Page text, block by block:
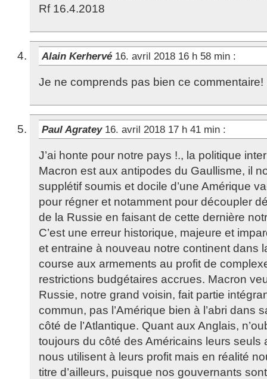
Rf 16.4.2018
Alain Kerhervé 16. avril 2018 16 h 58 min :
Je ne comprends pas bien ce commentaire!
Paul Agratey 16. avril 2018 17 h 41 min :
J’ai honte pour notre pays !., la politique
Macron est aux antipodes du Gaullisme, il
supplétif soumis et docile d’une Amérique
pour régner et notamment pour découpler
de la Russie en faisant de cette dernière
C’est une erreur historique, majeure et
et entraine à nouveau notre continent dans
course aux armements au profit de
restrictions budgétaires accrues. Macron
Russie, notre grand voisin, fait partie
commun, pas l’Amérique bien à l’abri dans
côté de l’Atlantique. Quant aux Anglais,
toujours du côté des Américains leurs seuls
nous utilisent à leurs profit mais en réalité
titre d’ailleurs, puisque nos gouvernants